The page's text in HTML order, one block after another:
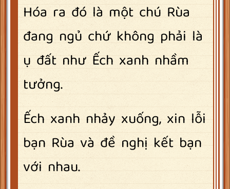
Hóa ra đó là một chú Rùa
đang ngủ chứ không phải là
ụ đất như Ếch xanh nhầm
tưởng.
Ếch xanh nhảy xuống, xin lỗi
bạn Rùa và đề nghị kết bạn
với nhau.